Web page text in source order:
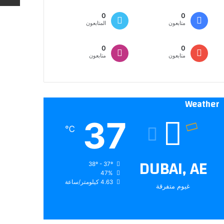
0
متابعون
0
المتابعون
0
متابعون
0
متابعون
Weather
DUBAI, AE
غيوم متفرقة
37
℃
38º - 37º
47%
4.63 كيلومتر/ساعة